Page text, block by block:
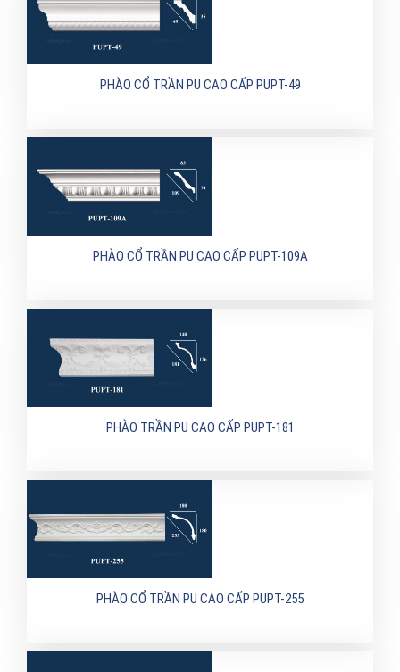
PHÀO CỔ TRẦN PU CAO CẤP PUPT-49
PHÀO CỔ TRẦN PU CAO CẤP PUPT-109A
PHÀO TRẦN PU CAO CẤP PUPT-181
PHÀO CỔ TRẦN PU CAO CẤP PUPT-255